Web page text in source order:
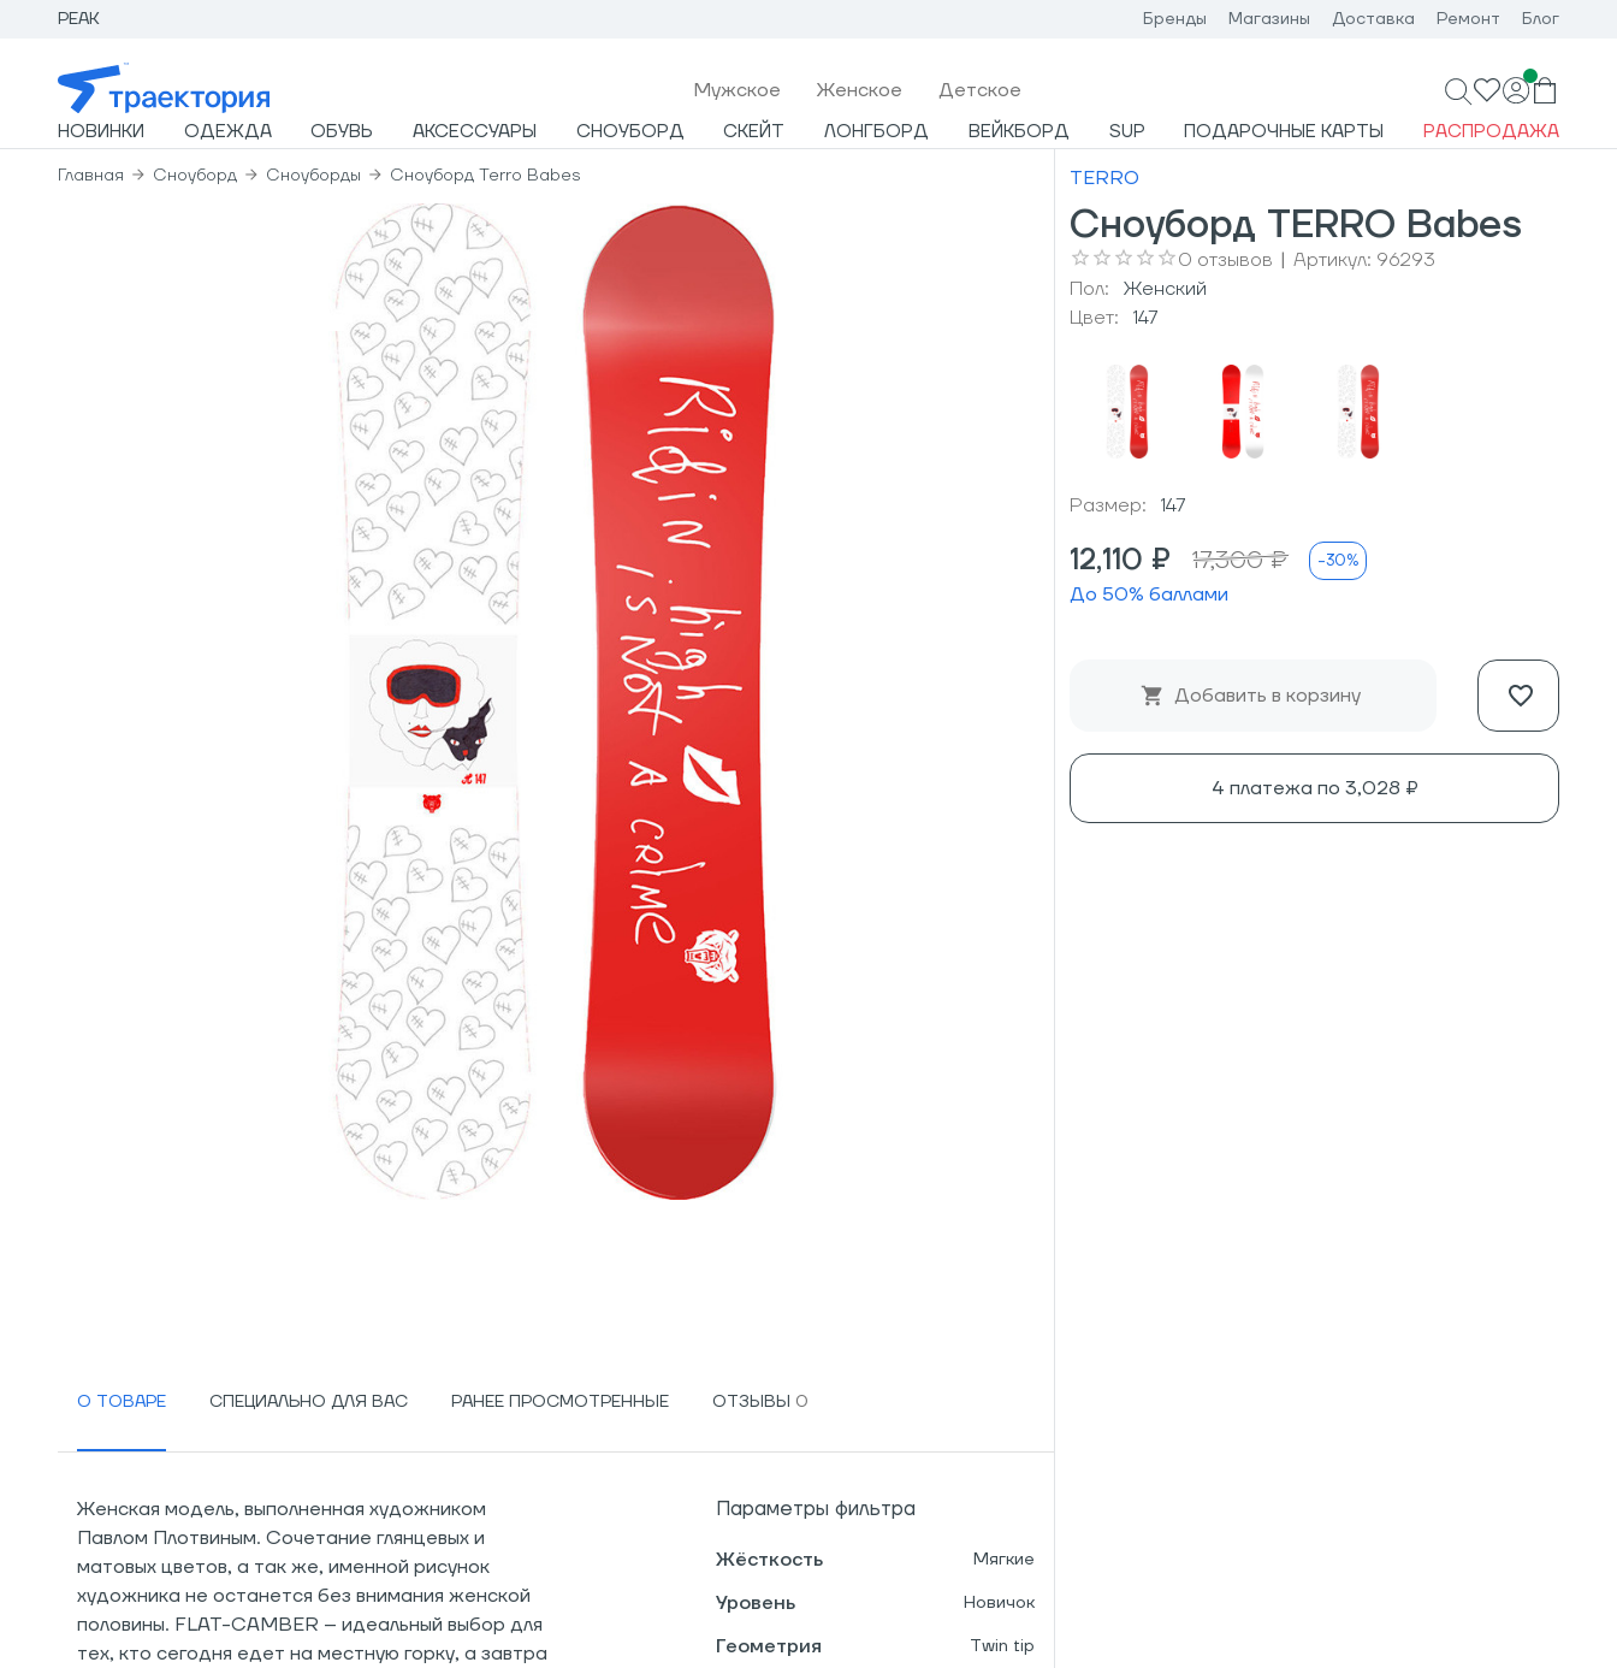
PEAK Бренды Магазины Доставка Ремонт Блог
Мужcкое Женское Детское
НОВИНКИ ОДЕЖДА ОБУВЬ АКСЕССУАРЫ СНОУБОРД СКЕЙТ ЛОНГБОРД ВЕЙКБОРД SUP ПОДАРОЧНЫЕ КАРТЫ РАСПРОДАЖА
Главная Сноуборд Сноуборды Сноуборд Terro Babes
О ТОВАРЕ СПЕЦИАЛЬНО ДЛЯ ВАС РАНЕЕ ПРОСМОТРЕННЫЕ ОТЗЫВЫ
Женская модель, выполненная художником
Павлом Плотвиным. Сочетание глянцевых и
матовых цветов, а так же, именной рисунок
художника не останется без внимания женской
половины. FLAT-CAMBER – идеальный выбор для
тех, кто сегодня едет на местную горку, а завтра
Параметры фильтра
Жёсткость Мягкие
Уровень Новичок
Геометрия Twin tip
TERRO
Сноуборд TERRO Babes
0 отзывов | Артикул: 96293
Пол:
Женский
Цвет:
147
Размер: 147
12,110 ₽ 17,300 ₽ -30%
До 50% баллами
Добавить в корзину
4 платежа по 3,028 ₽